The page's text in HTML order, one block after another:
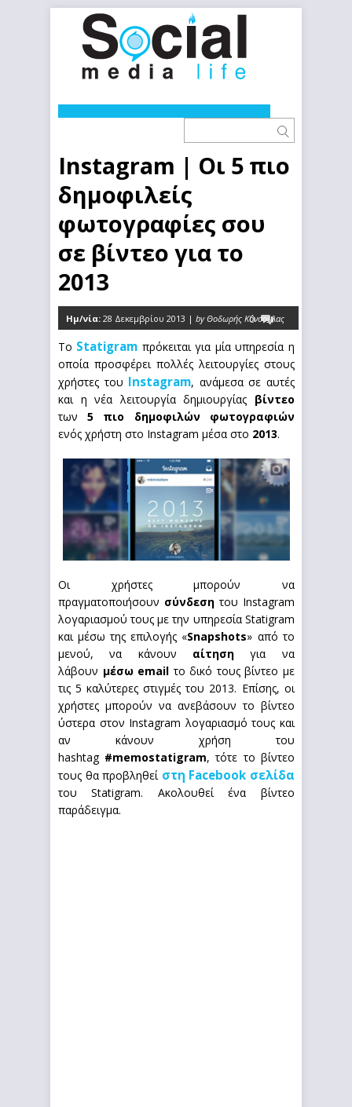
Instagram | Οι 5 πιο
δημοφιλείς
φωτογραφίες σου
σε βίντεο για το
2013
Ημ/νία: 28 Δεκεμβρίου 2013 | by Θοδωρής Κόνσουλας
0
Το Statigram πρόκειται για μία υπηρεσία η
οποία προσφέρει πολλές λειτουργίες στους
χρήστες του Instagram, ανάμεσα σε αυτές
και η νέα λειτουργία δημιουργίας βίντεο
των5 πιο δημοφιλών φωτογραφιών
ενός χρήστη στο Instagram μέσα στο 2013.
Οι χρήστες μπορούν να
πραγματοποιήσουν σύνδεσητου Instagram
λογαριασμού τους με την υπηρεσία Statigram
και μέσω της επιλογής «Snapshots» από το
μενού, να κάνουν αίτηση για να
λάβουν μέσω email το δικό τους βίντεο με
τις 5 καλύτερες στιγμές του 2013. Επίσης, οι
χρήστες μπορούν να ανεβάσουν το βίντεο
ύστερα στον Instagram λογαριασμό τους και
αν κάνουν χρήση του
hashtag #memostatigram, τότε το βίντεο
τους θα προβληθεί στη Facebook σελίδα
του Statigram. Ακολουθεί ένα βίντεο
παράδειγμα.